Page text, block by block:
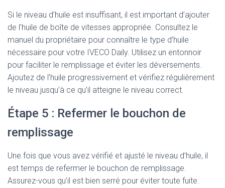
Si le niveau d’huile est insuffisant, il est important d’ajouter
de l’huile de boîte de vitesses appropriée. Consultez le
manuel du propriétaire pour connaître le type d’huile
nécessaire pour votre IVECO Daily. Utilisez un entonnoir
pour faciliter le remplissage et éviter les déversements.
Ajoutez de l’huile progressivement et vérifiez régulièrement
le niveau jusqu’à ce qu’il atteigne le niveau correct.
Étape 5 : Refermer le bouchon de
remplissage
Une fois que vous avez vérifié et ajusté le niveau d’huile, il
est temps de refermer le bouchon de remplissage.
Assurez-vous qu’il est bien serré pour éviter toute fuite.